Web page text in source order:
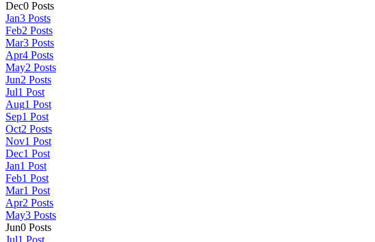
Dec0 Posts
Jan3 Posts
Feb2 Posts
Mar3 Posts
Apr4 Posts
May2 Posts
Jun2 Posts
Jul1 Post
Aug1 Post
Sep1 Post
Oct2 Posts
Nov1 Post
Dec1 Post
Jan1 Post
Feb1 Post
Mar1 Post
Apr2 Posts
May3 Posts
Jun0 Posts
Jul1 Post